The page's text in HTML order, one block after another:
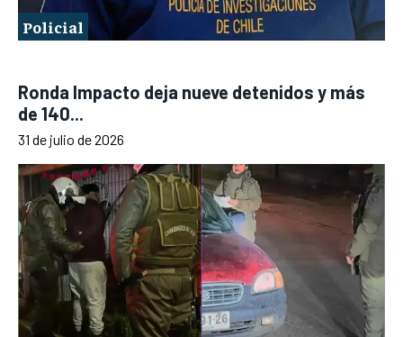
Policial
Ronda Impacto deja nueve detenidos y más
de 140...
31 de julio de 2026